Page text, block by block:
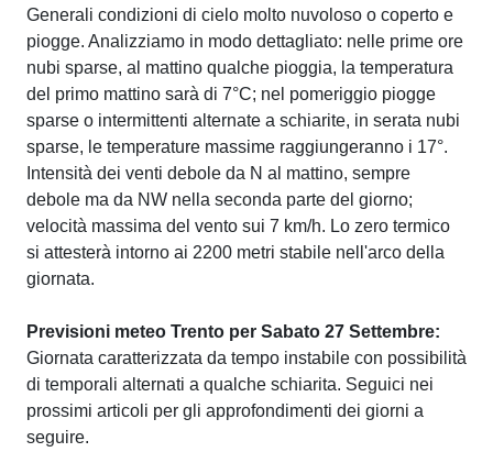
Generali condizioni di cielo molto nuvoloso o coperto e
piogge. Analizziamo in modo dettagliato: nelle prime ore
nubi sparse, al mattino qualche pioggia, la temperatura
del primo mattino sarà di 7°C; nel pomeriggio piogge
sparse o intermittenti alternate a schiarite, in serata nubi
sparse, le temperature massime raggiungeranno i 17°.
Intensità dei venti debole da N al mattino, sempre
debole ma da NW nella seconda parte del giorno;
velocità massima del vento sui 7 km/h. Lo zero termico
si attesterà intorno ai 2200 metri stabile nell'arco della
giornata.
Previsioni meteo Trento per Sabato 27 Settembre:
Giornata caratterizzata da tempo instabile con possibilità
di temporali alternati a qualche schiarita. Seguici nei
prossimi articoli per gli approfondimenti dei giorni a
seguire.